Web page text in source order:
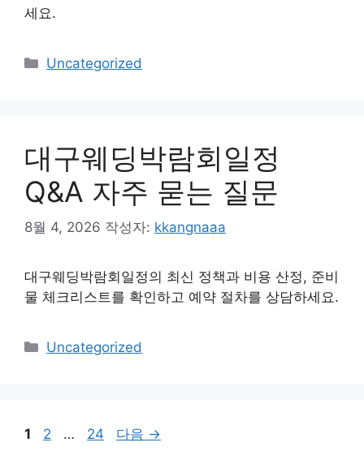
세요.
카
Uncategorized
대구웨딩박람회일정
Q&A 자주 묻는 질문
8월 4, 2026 작성자: kkangnaaa
대구웨딩박람회일정의 최신 정책과 비용 산정, 준비
물 체크리스트를 확인하고 예약 절차를 상담하세요.
카
Uncategorized
페
1
페
2 …
페
24 다음 →